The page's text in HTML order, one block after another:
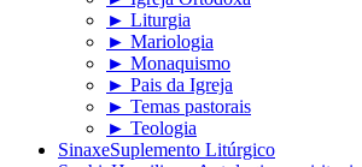
► Liturgia
► Mariologia
► Monaquismo
► Pais da Igreja
► Temas pastorais
► Teologia
SinaxeSuplemento Litúrgico